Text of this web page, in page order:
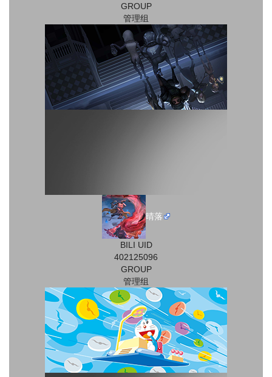
GROUP
管理组
晴落
BILI UID
402125096
GROUP
管理组